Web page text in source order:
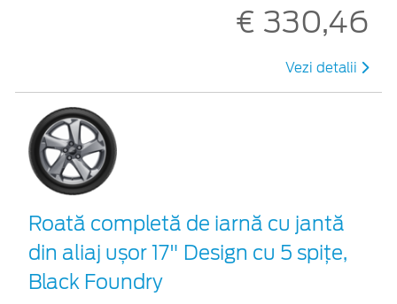
€ 330,46
Vezi detalii
Roată completă de iarnă cu jantă
din aliaj ușor 17" Design cu 5 spițe,
Black Foundry